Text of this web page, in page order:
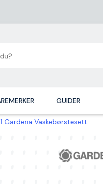
GUIDER
Gardena Vaskebørstesett